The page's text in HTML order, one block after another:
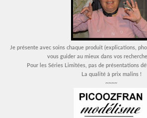
Je présente avec soins chaque produit (explications,
vous guider au mieux dans vos
Pour les Séries Limitées, pas de présentations
La qualité à prix malins !
~~~~